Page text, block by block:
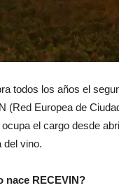
todos los años el
(Red Europea de
el cargo desde
del vino.
nace RECEVIN?